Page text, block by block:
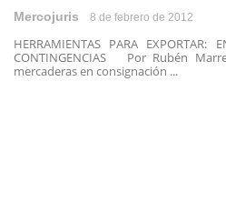
Mercojuris 8 de febrero de 2012
HERRAMIENTAS PARA EXPORTAR:
CONTINGENCIAS Por Rubén
mercaderas en consignación ...